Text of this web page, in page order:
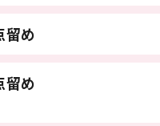
留め
留め